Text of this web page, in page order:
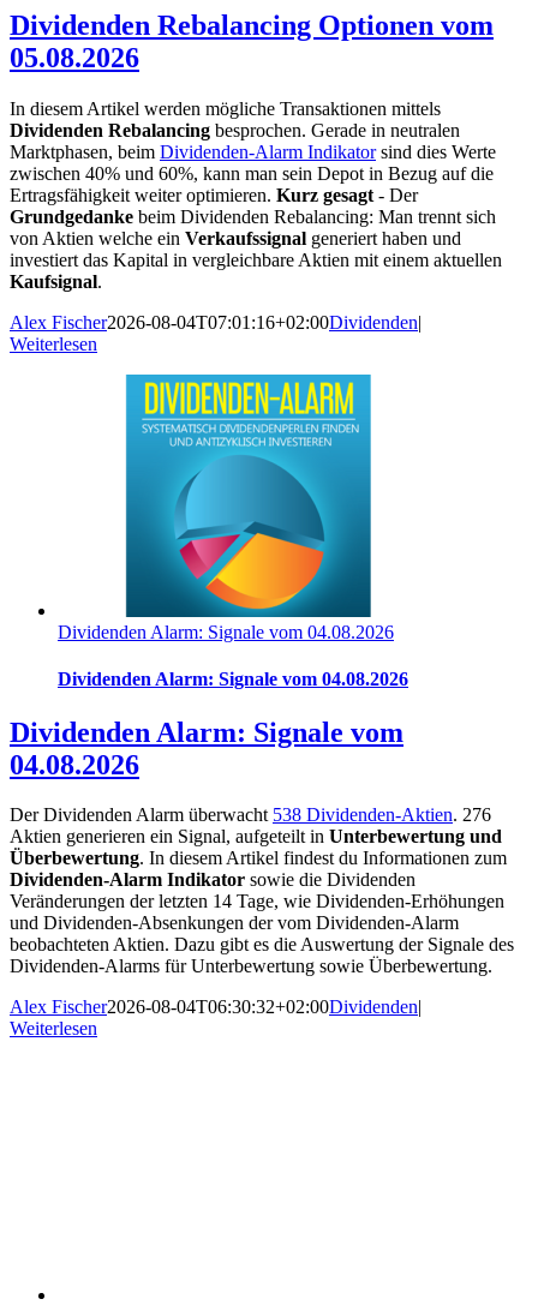
Dividenden Rebalancing Optionen vom
05.08.2026
In diesem Artikel werden mögliche Transaktionen mittels
Dividenden Rebalancing besprochen. Gerade in neutralen
Marktphasen, beim Dividenden-Alarm Indikatorsind dies Werte
zwischen 40% und 60%, kann man sein Depot in Bezug auf die
Ertragsfähigkeit weiter optimieren. Kurz gesagt - Der
Grundgedanke beim Dividenden Rebalancing: Man trennt sich
von Aktien welche ein Verkaufssignal generiert haben und
investiert das Kapital in vergleichbare Aktien mit einem aktuellen
Kaufsignal.
Alex Fischer2026-08-04T07:01:16+02:00Dividenden|
Weiterlesen
Dividenden Alarm: Signale vom 04.08.2026
Dividenden Alarm: Signale vom 04.08.2026
Dividenden Alarm: Signale vom
04.08.2026
Der Dividenden Alarm überwacht 538 Dividenden-Aktien. 276
Aktien generieren ein Signal, aufgeteilt in Unterbewertung und
Überbewertung. In diesem Artikel findest du Informationen zum
Dividenden-Alarm Indikator sowie die Dividenden
Veränderungen der letzten 14 Tage, wie Dividenden-Erhöhungen
und Dividenden-Absenkungen der vom Dividenden-Alarm
beobachteten Aktien. Dazu gibt es die Auswertung der Signale des
Dividenden-Alarms für Unterbewertung sowie Überbewertung.
Alex Fischer2026-08-04T06:30:32+02:00Dividenden
Weiterlesen